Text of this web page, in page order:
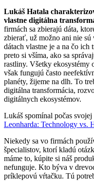
Lukáš Hatala
vlastne digitálna
firmách sa zbierajú dáta,
zbierať, už možno ani nie
dátach vlastne je a na čo
preto si všíma, ako sa
rastliny. Všetky ekosystémy
však fungujú často
planéty, žijeme na dlh. To
digitálna transformácia,
digitálnych ekosystémov.
Lukáš spomínal počas
Leonharda: Technology vs.
Niekedy sa vo firmách
špecialistov, ktorí kladú
máme to, kúpite si náš
nefunguje. Kto býva v
príklepovú vŕtačku. Tú